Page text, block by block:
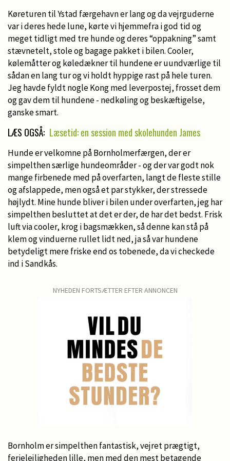
Køreturen til Ystad færgehavn er lang og da vejrguderne
var i deres hede lune, kørte vi hjemmefra i god tid og
meget tidligt med tre hunde og deres “oppakning” samt
stævnetelt, stole og bagage pakket i bilen. Cooler,
kølemåtter og køledækner til hundene er uundværlige til
sådan en lang tur og vi holdt hyppige rast på hele turen.
Jeg havde fyldt nogle Kong med leverpostej, frosset dem
og gav dem til hundene - nedkøling og beskæftigelse,
ganske smart.
LÆS OGSÅ: Læsetid: en session med skolehunden James
Hunde er velkomne på Bornholmerfærgen, der er
simpelthen særlige hundeområder - og der var godt nok
mange firbenede med på overfarten, langt de fleste stille
og afslappede, men også et par stykker, der stressede
højlydt. Mine hunde bliver i bilen under overfarten, jeg har
simpelthen besluttet at det er der, de har det bedst. Frisk
luft via cooler, krog i bagsmækken, så denne kan stå på
klem og vinduerne rullet lidt ned, ja så var hundene
betydeligt mere friske end os tobenede, da vi checkede
ind i Sandkås.
NYHEDEN FORTSÆTTER EFTER ANNONCEN
Bornholm er simpelthen fantastisk, vejret prægtigt,
ferielejligheden lille, men med den mest betagende